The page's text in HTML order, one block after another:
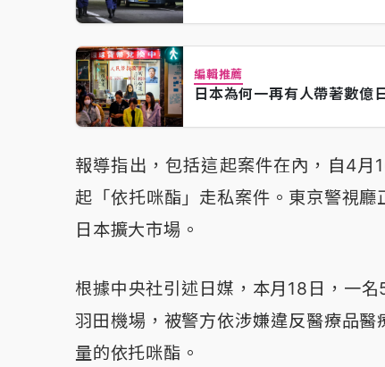
編輯推薦
日本為何一再有人帶著數
報導指出，包括這起案件在內，自4
起「依托咪酯」走私案件。東京警視
日本擴大市場。
根據中央社引述日媒，本月18日，一
羽田機場，被警方依涉嫌違反醫療品
量的依托咪酯。